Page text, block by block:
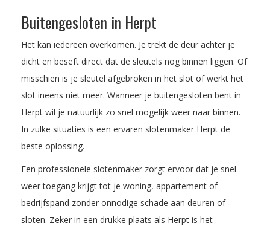
Buitengesloten in Herpt
Het kan iedereen overkomen. Je trekt de deur achter je
dicht en beseft direct dat de sleutels nog binnen liggen. Of
misschien is je sleutel afgebroken in het slot of werkt het
slot ineens niet meer. Wanneer je buitengesloten bent in
Herpt wil je natuurlijk zo snel mogelijk weer naar binnen.
In zulke situaties is een ervaren slotenmaker Herpt de
beste oplossing.
Een professionele slotenmaker zorgt ervoor dat je snel
weer toegang krijgt tot je woning, appartement of
bedrijfspand zonder onnodige schade aan deuren of
sloten. Zeker in een drukke plaats als Herpt is het